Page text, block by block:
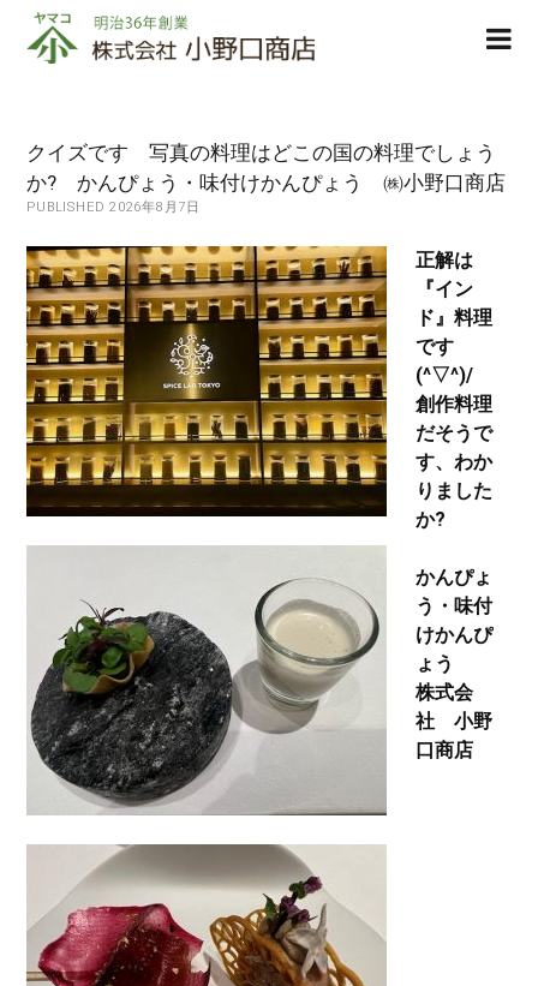
株
式
小
野
口
店
クイズです 写真の料理はどこの国の料理でしょう
か? かんぴょう・味付けかんぴょう ㈱小野口商店
PUBLISHED 2026年8月7日
正解は
『イン
ド』料理
です
(^▽^)/
創作料理
だそうで
す、わか
りました
か?
かんぴょ
う・味付
けかんぴ
ょう
株式会
社 小野
口商店